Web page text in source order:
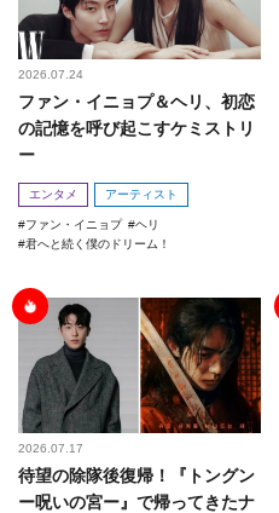
2026.07.24
ファン・イニョプ＆ヘリ、初恋
の記憶を呼び起こすケミストリ
ー
エンタメ アーティスト
ファン・イニョプ
ヘリ
君へと続く僕のドリーム！
2026.07.17
待望の除隊後復帰！『トングン
ー呪いの宮ー』で帰ってきたナ